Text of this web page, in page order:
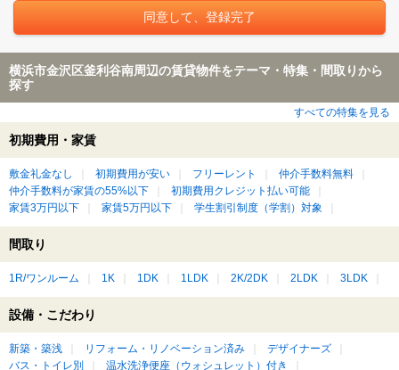
横浜市金沢区釜利谷南周辺の賃貸物件をテーマ・特集・間取りから
探す
すべての特集を見る
初期費用・家賃
敷金礼金なし 初期費用が安い フリーレント
仲介手数料無料
仲介手数料が家賃の55%以下
初期費用クレジット払い可能
家賃3万円以下
家賃5万円以下 学生割引制度（学割）対象
間取り
1R/ワンルーム 1K 1DK 1LDK 2K/2DK 2LDK 3LDK
設備・こだわり
新築・築浅 リフォーム・リノベーション済み
デザイナーズ
バス・トイレ別
温水洗浄便座（ウォシュレット）付き